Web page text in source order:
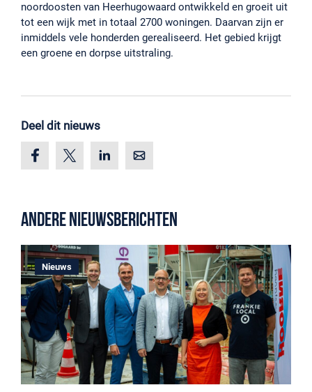
noordoosten van Heerhugowaard ontwikkeld en groeit uit
tot een wijk met in totaal 2700 woningen. Daarvan zijn er
inmiddels vele honderden gerealiseerd. Het gebied krijgt
een groene en dorpse uitstraling.
Deel dit nieuws
Andere nieuwsberichten
Nieuws